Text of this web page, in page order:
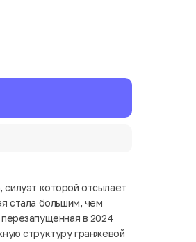
силуэт которой отсылает
стала большим, чем
в 2024
структуру гранжевой